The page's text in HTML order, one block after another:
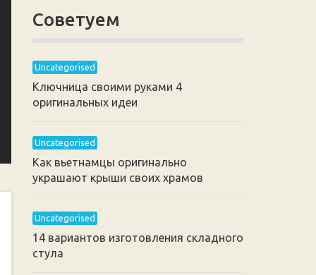
Советуем
Uncategorised
Ключница своими руками 4
оригинальных идеи
Uncategorised
Как вьетнамцы оригинально
украшают крыши своих храмов
Uncategorised
14 вариантов изготовления складного
стула